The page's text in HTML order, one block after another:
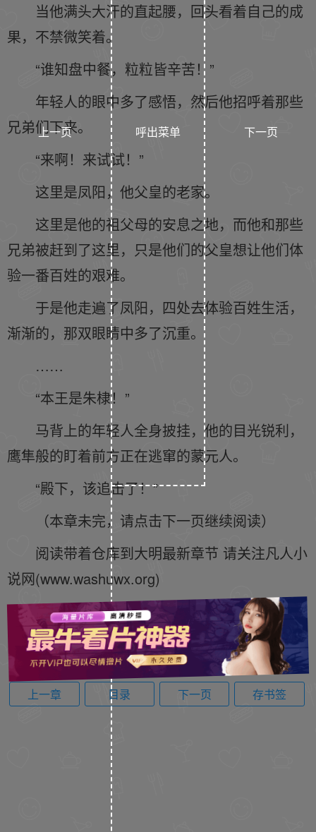
当他满头大汗的直起腰，回头看着自己的成
果，不禁微笑着。
“谁知盘中餐，粒粒皆辛苦！”
年轻人的眼中多了感悟，然后他招呼着那些
兄弟们下来。
“来啊！来试试！”
这里是凤阳，他父皇的老家。
这里是他的祖父母的安息之地，而他和那些
兄弟被赶到了这里，只是他们的父皇想让他们体
验一番百姓的艰难。
于是他走遍了凤阳，四处去体验百姓生活，
渐渐的，那双眼睛中多了沉重。
……
“本王是朱棣！”
马背上的年轻人全身披挂，他的目光锐利，
鹰隼般的盯着前方正在逃窜的蒙元人。
“殿下，该追击了！”
（本章未完，请点击下一页继续阅读）
阅读带着仓库到大明最新章节 请关注凡人小
说网(www.washuwx.org)
上一章 目录 下一页 存书签
上一页 下一页
呼出菜单